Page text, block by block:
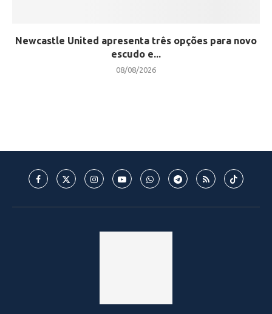
Newcastle United apresenta três opções para novo
escudo e...
08/08/2026